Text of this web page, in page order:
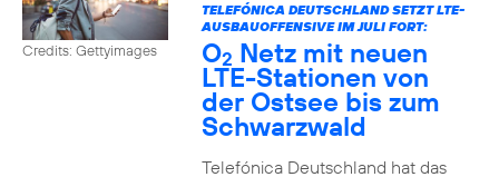
Credits: Gettyimages
TELEFÓNICA DEUTSCHLAND SETZT LTE-
AUSBAUOFFENSIVE IM JULI FORT:
O2 Netz mit neuen
LTE-Stationen von
der Ostsee bis zum
Schwarzwald
Telefónica Deutschland hat das